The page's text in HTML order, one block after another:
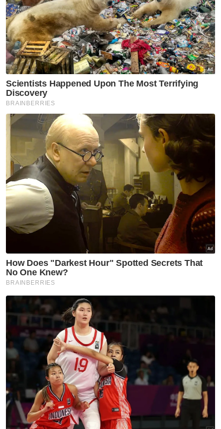
berbuka puasa dan solat maghrib, isyak
serta tarawih bersama rakyat. - Bernama
Berita Telus & Tulus menerusi E-Mel setiap
hari!
Muat turun aplikasi Sinar Harian. Klik di sini!
Harap bantu kajian selidik kami dan
dapatkan baucar tunai.
×
Apakah jantina anda?
Lelaki
Masuk | Daftar
Sultan Selangor
Zakat Perniagaan